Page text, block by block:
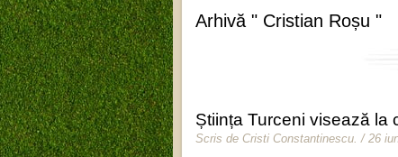
Arhivă " Cristian Roșu "
Știința Turceni visează la
Scris de Cristi Constantinescu. / 26